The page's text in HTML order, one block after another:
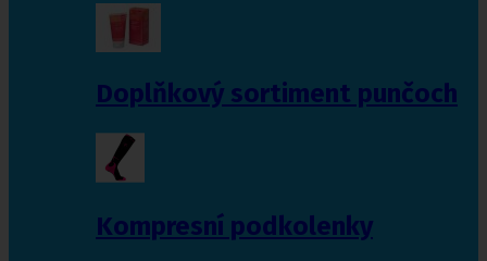
Doplňkový sortiment punčoch
Kompresní podkolenky